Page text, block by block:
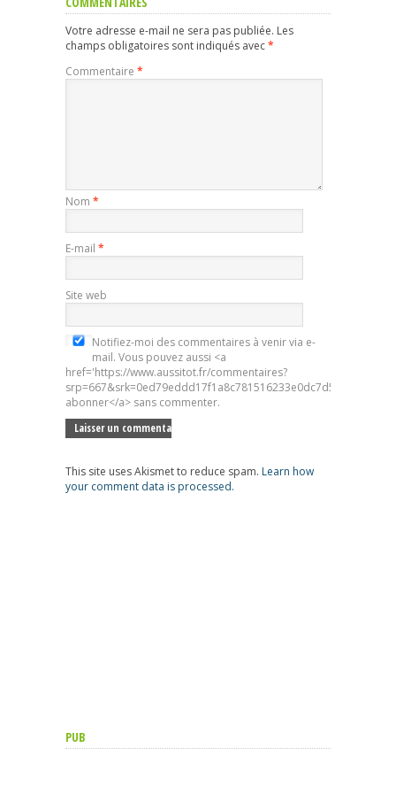
Votre adresse e-mail ne sera pas publiée. Les
champs obligatoires sont indiqués avec*
Commentaire *
Nom *
E-mail *
Site web
Notifiez-moi des commentaires à venir via e-
mail. Vous pouvez aussi <a
href='https://www.aussitot.fr/commentaires?
abonner</a> sans commenter.
This site uses Akismet to reduce spam. Learn how
your comment data is processed.
PUB